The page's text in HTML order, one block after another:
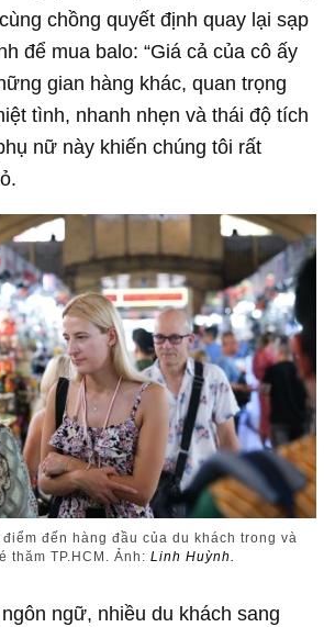
chồng quyết định quay lại sạp
để mua balo: “Giá cả của cô ấy
gian hàng khác, quan trọng
tình, nhanh nhẹn và thái độ tích
nữ này khiến chúng tôi rất
đến hàng đầu của du khách trong và
thăm TP.HCM. Ảnh:Linh Huỳnh.
ngữ, nhiều du khách sang